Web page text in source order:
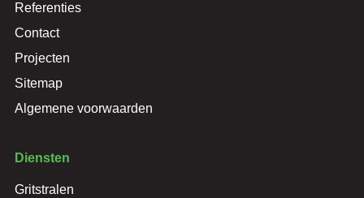
Referenties
Contact
Projecten
Sitemap
Algemene voorwaarden
Diensten
Gritstralen